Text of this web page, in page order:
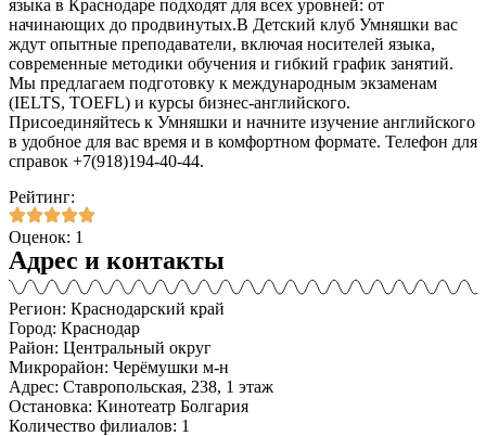
языка в Краснодаре подходят для всех уровней: от
начинающих до продвинутых.В Детский клуб Умняшки вас
ждут опытные преподаватели, включая носителей языка,
современные методики обучения и гибкий график занятий.
Мы предлагаем подготовку к международным экзаменам
(IELTS, TOEFL) и курсы бизнес-английского.
Присоединяйтесь к Умняшки и начните изучение английского
в удобное для вас время и в комфортном формате. Телефон для
справок +7(918)194-40-44.
Рейтинг:
Оценок: 1
Адрес и контакты
Регион: Краснодарский край
Город: Краснодар
Район: Центральный округ
Микрорайон: Черёмушки м-н
Адрес: Ставропольская, 238, 1 этаж
Остановка: Кинотеатр Болгария
Количество филиалов: 1